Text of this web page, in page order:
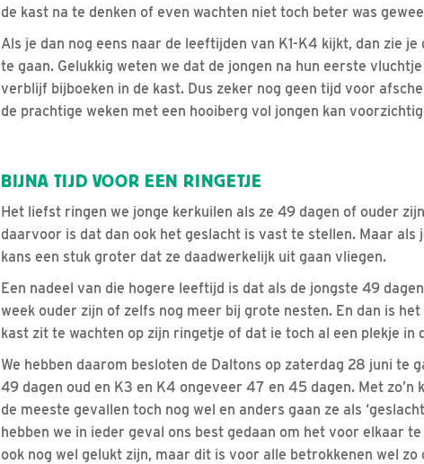
de kast na te denken of even wachten niet toch beter was
Als je dan nog eens naar de leeftijden van K1-K4 kijkt, dan zie
te gaan. Gelukkig weten we dat de jongen na hun eerste
verblijf bijboeken in de kast. Dus zeker nog geen tijd voor
de prachtige weken met een hooiberg vol jongen kan
BIJNA TIJD VOOR EEN RINGETJE
Het liefst ringen we jonge kerkuilen als ze 49 dagen of ouder
daarvoor is dat dan ook het geslacht is vast te stellen. Maar als
kans een stuk groter dat ze daadwerkelijk uit gaan vliegen.
Een nadeel van die hogere leeftijd is dat als de jongste 49
week ouder zijn of zelfs nog meer bij grote nesten. En dan is
kast zit te wachten op zijn ringetje of dat ie toch al een plekje in
We hebben daarom besloten de Daltons op zaterdag 28 juni te
49 dagen oud en K3 en K4 ongeveer 47 en 45 dagen. Met
de meeste gevallen toch nog wel en anders gaan ze als
hebben we in ieder geval ons best gedaan om het voor elkaar
ook nog wel gelukt zijn, maar dit is voor alle betrokkenen wel